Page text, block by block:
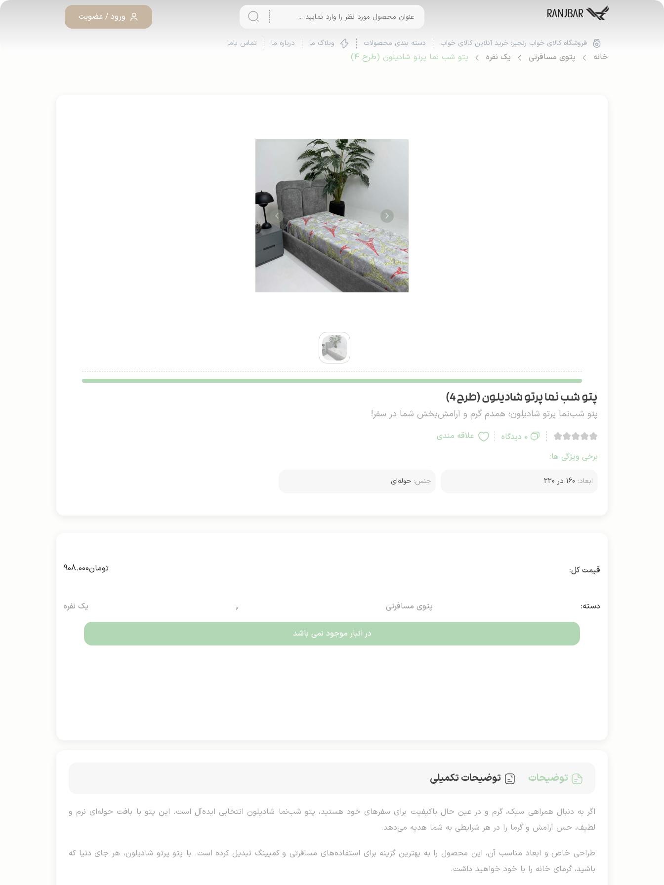
ورود / عضویت
فروشگاه کالای خواب رنجبر: خرید آنلاین کالای خواب دسته بندی محصولات وبلاگ ما درباره ما تماس باما
خانه پتوی مسافرتی یک نفره پتو شب نما پرتو شادیلون (طرح 4)
پتو شب نما پرتو شادیلون (طرح 4)
پتو شب‌نما پرتو شادیلون؛ همدم گرم و آرامش‌بخش شما در سفر!
0 دیدگاه
علاقه مندی
برخی ویژگی ها:
ابعاد: 160 در 220 جنس: حوله‌ای
تومان908.000
دسته: پتوی مسافرتی , یک نفره
در انبار موجود نمی باشد
توضیحات توضیحات تکمیلی
اگر به دنبال همراهی سبک، گرم و در عین حال باکیفیت برای سفرهای خود هستید، پتو شب‌نما شادیلون انتخابی ایده‌آل است. این پتو با بافت حوله‌ای نرم و
لطیف، حس آرامش و گرما را در هر شرایطی به شما هدیه می‌دهد.
طراحی خاص و ابعاد مناسب آن، این محصول را به بهترین گزینه برای استفاده‌های مسافرتی و کمپینگ تبدیل کرده است. با پتو پرتو شادیلون، هر جای دنیا که
باشید، گرمای خانه را با خود خواهید داشت.